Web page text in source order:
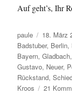
Auf geht’s, Ihr
Autor
paule
am
18. März
Badstuber, Berlin,
Bayern,Gladbach
Gustavo, Neuer,
Rückstand,
Kroos
21